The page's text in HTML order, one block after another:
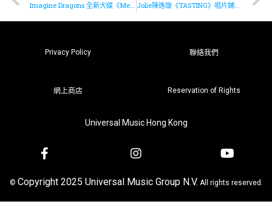
Imagine Dragons 全新大碟《Mercury – Act 1》現已推出 Jolie陳逸璇《TASTING》唱片鋪簽名活動花絮
Privacy Policy 聯絡我們
網上商店 Reservation of Rights
Universal Music Hong Kong
© Copyright 2025 Universal Music Group N.V. All rights reserved.